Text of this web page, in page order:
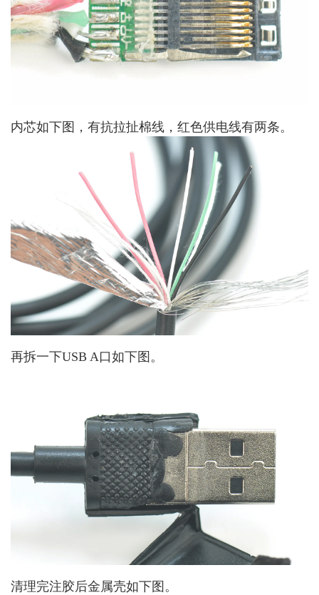
内芯如下图，有抗拉扯棉线，红色供电线有两条。
再拆一下USB A口如下图。
清理完注胶后金属壳如下图。